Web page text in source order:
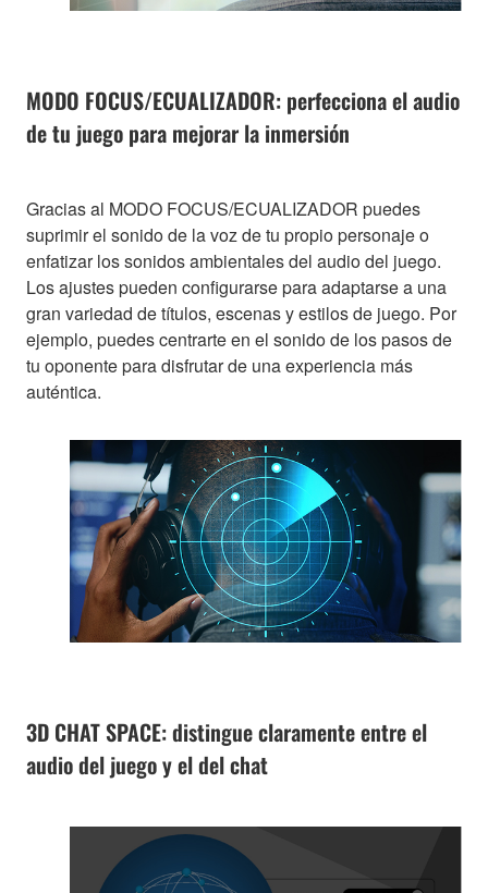
MODO FOCUS/ECUALIZADOR: perfecciona el audio
de tu juego para mejorar la inmersión
Gracias al MODO FOCUS/ECUALIZADOR puedes
suprimir el sonido de la voz de tu propio personaje o
enfatizar los sonidos ambientales del audio del juego.
Los ajustes pueden configurarse para adaptarse a una
gran variedad de títulos, escenas y estilos de juego. Por
ejemplo, puedes centrarte en el sonido de los pasos de
tu oponente para disfrutar de una experiencia más
auténtica.
3D CHAT SPACE: distingue claramente entre el
audio del juego y el del chat